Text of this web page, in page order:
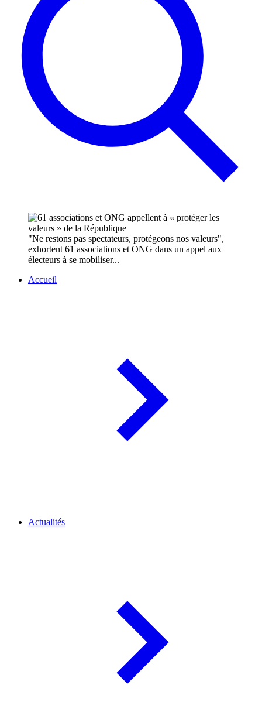
"Ne restons pas spectateurs, protégeons nos valeurs",
exhortent 61 associations et ONG dans un appel aux
électeurs à se mobiliser...
Accueil
Actualités